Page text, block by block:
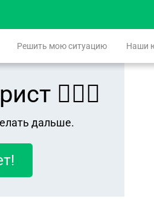
Решить мою ситуацию Наши
👨🏻‍⚖️
дальше.